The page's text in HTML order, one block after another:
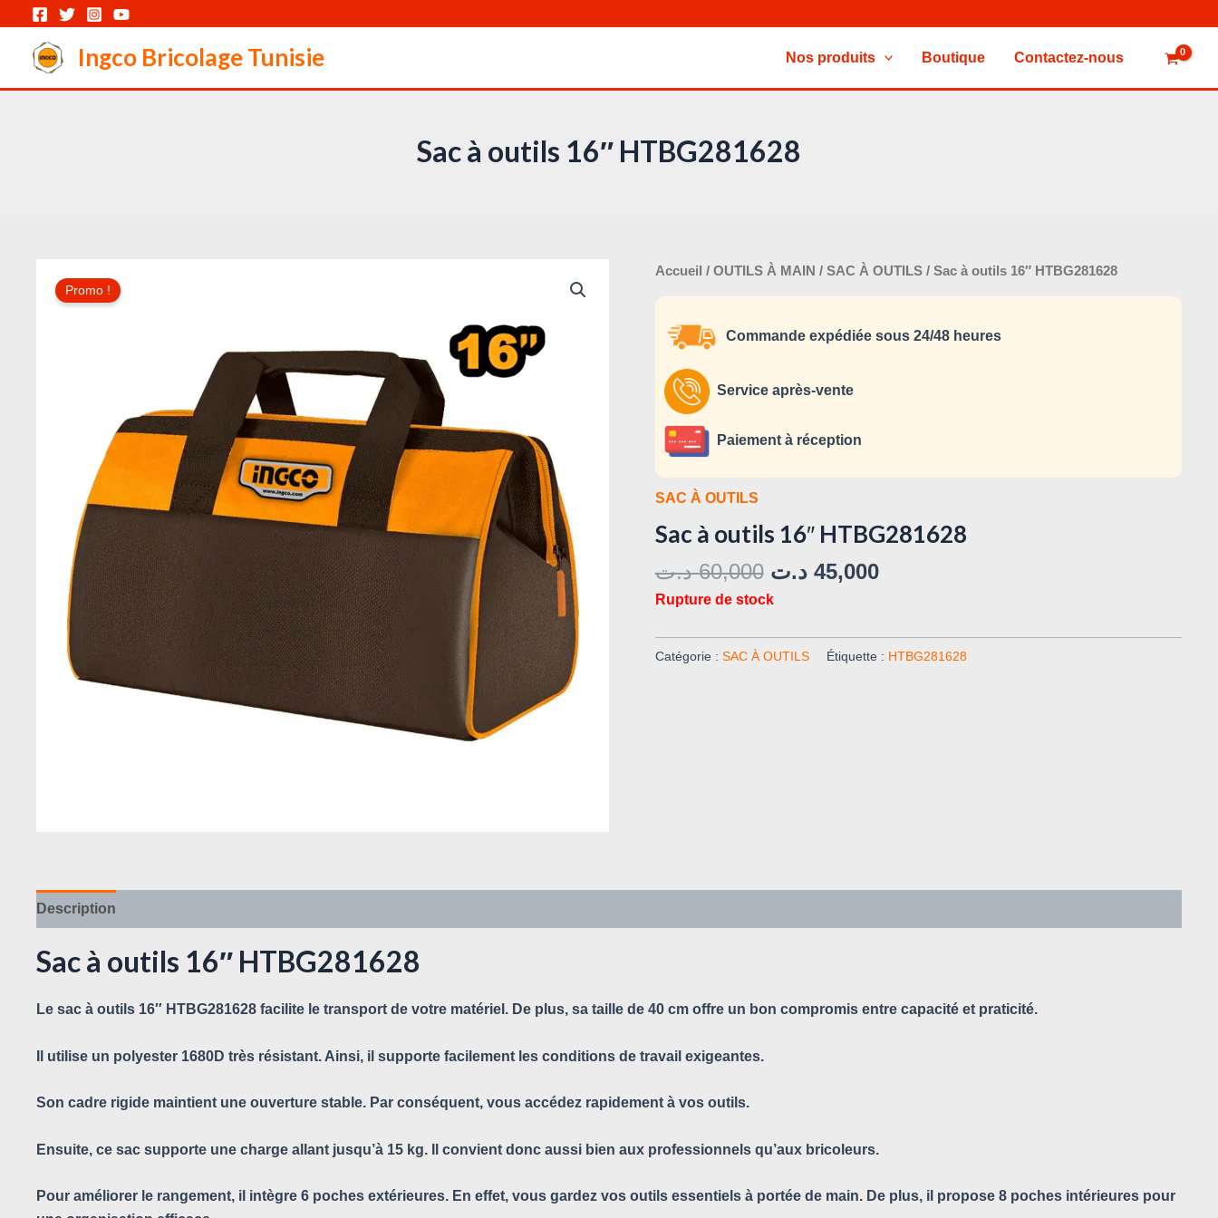
contenu
Ingco Bricolage Tunisie Nos produits Boutique Contactez-nous
Sac à outils 16″ HTBG281628
Promo !
Accueil / OUTILS À MAIN / SAC À OUTILS/ Sac à outils 16″ HTBG281628
Commande expédiée sous 24/48 heures
Service après-vente
Paiement à réception
SAC À OUTILS
Sac à outils 16″ HTBG281628
60,000 د.ت
Le
était :
45,000 د.ت
Le
est :
Rupture de stock
Catégorie : SAC À OUTILS Étiquette : HTBG281628
Description
Sac à outils 16″ HTBG281628
Le sac à outils 16″ HTBG281628 facilite le transport de votre matériel. De plus, sa taille de 40 cm offre un bon compromis entre capacité et praticité.
Il utilise un polyester 1680D très résistant. Ainsi, il supporte facilement les conditions de travail exigeantes.
Son cadre rigide maintient une ouverture stable. Par conséquent, vous accédez rapidement à vos outils.
Ensuite, ce sac supporte une charge allant jusqu’à 15 kg. Il convient donc aussi bien aux professionnels qu’aux bricoleurs.
Pour améliorer le rangement, il intègre 6 poches extérieures. En effet, vous gardez vos outils essentiels à portée de main. De plus, il propose 8 poches intérieures pour